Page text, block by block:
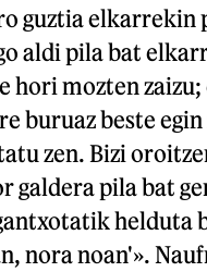
guztia elkarrekin
aldi pila bat
hori mozten zaizu;
buruaz beste
zen. Bizi
galdera pila bat
helduta
nora noan'».